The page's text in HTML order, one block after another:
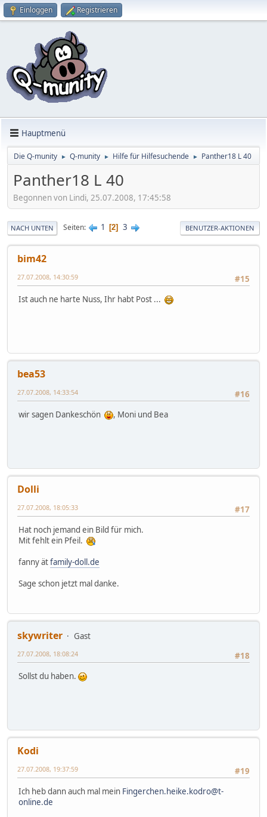
Einloggen Registrieren
Hauptmenü
Die Q-munity ► Q-munity ► Hilfe für Hilfesuchende ► Panther18 L 40
Panther18 L 40
Begonnen von Lindi, 25.07.2008, 17:45:58
NACH UNTEN Seiten 1 2 3 BENUTZER-AKTIONEN
bim42
#15
27.07.2008, 14:30:59
Ist auch ne harte Nuss, Ihr habt Post ...
bea53
#16
27.07.2008, 14:33:54
wir sagen Dankeschön , Moni und Bea
Dolli
#17
27.07.2008, 18:05:33
Hat noch jemand ein Bild für mich.
Mit fehlt ein Pfeil.
fanny ätfamily-doll.de
Sage schon jetzt mal danke.
skywriter
Gast
#18
27.07.2008, 18:08:24
Sollst du haben.
Kodi
#19
27.07.2008, 19:37:59
Ich heb dann auch mal mein Fingerchen.heike.kodro@t-
online.de